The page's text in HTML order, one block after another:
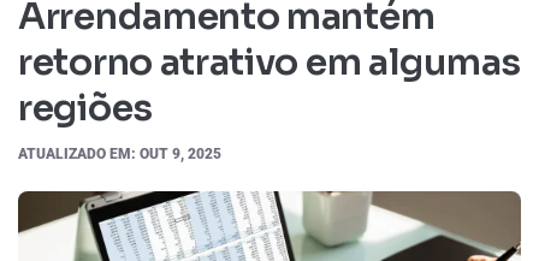
Arrendamento mantém
retorno atrativo em algumas
regiões
ATUALIZADO EM: OUT 9, 2025